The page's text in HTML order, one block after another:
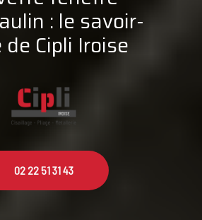
: le savoir-
Cipli Iroise
02 22 51 31 43